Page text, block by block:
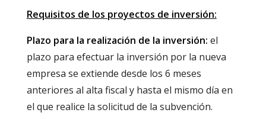
Requisitos de los proyectos de inversión:
Plazo para la realización de la inversión: el
plazo para efectuar la inversión por la nueva
empresa se extiende desde los 6 meses
anteriores al alta fiscal y hasta el mismo día en
el que realice la solicitud de la subvención.